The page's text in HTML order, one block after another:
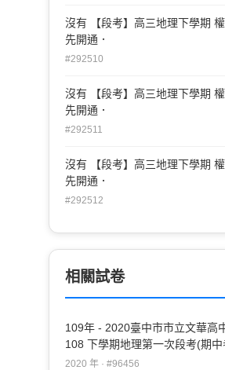
沒有 【段考】高三地理下學期
先開通．
#292510
沒有 【段考】高三地理下學期
先開通．
#292511
沒有 【段考】高三地理下學期
先開通．
#292512
相關試卷
109年 - 2020臺中市市立文華高
108 下學期地理第一次段考(期中
#96456
2020 年 · #96456